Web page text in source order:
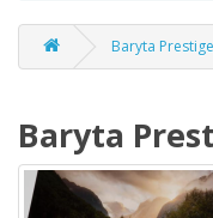
Baryta
Baryta